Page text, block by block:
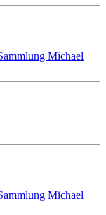
Michael
Michael